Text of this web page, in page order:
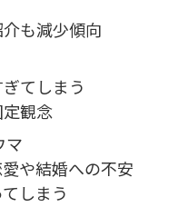
も減少傾向
てしまう
観念
マ
や結婚への不安
しまう